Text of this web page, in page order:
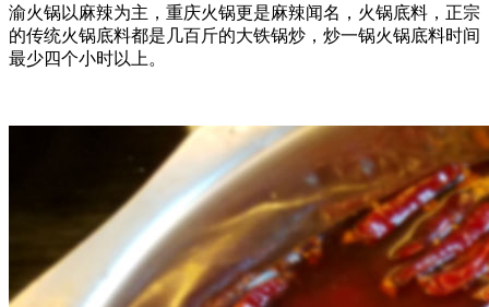
渝火锅以麻辣为主，重庆火锅更是麻辣闻名，火锅底料，正宗
的传统火锅底料都是几百斤的大铁锅炒，炒一锅火锅底料时间
最少四个小时以上。